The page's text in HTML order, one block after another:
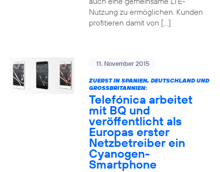
Nutzung zu ermöglichen. Kunden
profitieren damit von […]
11. November 2015
ZUERST IN SPANIEN, DEUTSCHLAND UND
GROSSBRITANNIEN:
Telefónica arbeitet
mit BQ und
veröffentlicht als
Europas erster
Netzbetreiber ein
Cyanogen-
Smartphone